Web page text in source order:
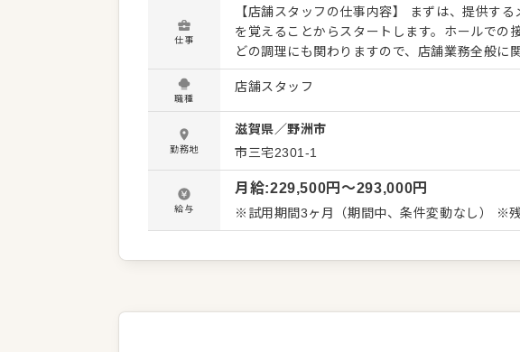
仕事
【店舗スタッフの仕事内容】 まずは、提供す
を覚えることからスタートします。ホールでの
どの調理にも関わりますので、店舗業務全般に
よいお店づくりのためのオペレーション改善などのアイ
・お席へのご案内、オーダーテイク、レジ対応
理、電話対応 ・仕込みから盛り付けまでの調
スタッフの教育 など 入社後はスキルに合わせた業務からお任せしますので、徐々に仕事の幅を
広げていきましょう。先輩スタッフがあなたの
心してスタートできる環境です。 ゆくゆくは
職種
店舗スタッフ
勤務地
滋賀県／野洲市
市三宅2301-1
給与
月給:229,500円〜293,000円
※試用期間3ヶ月（期間中、条件変動なし） ※